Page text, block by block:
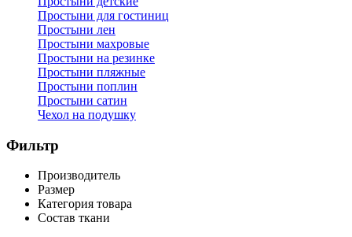
Простыни для гостиниц
Простыни лен
Простыни махровые
Простыни на резинке
Простыни пляжные
Простыни поплин
Простыни сатин
Чехол на подушку
Фильтр
Производитель
Размер
Категория товара
Состав ткани